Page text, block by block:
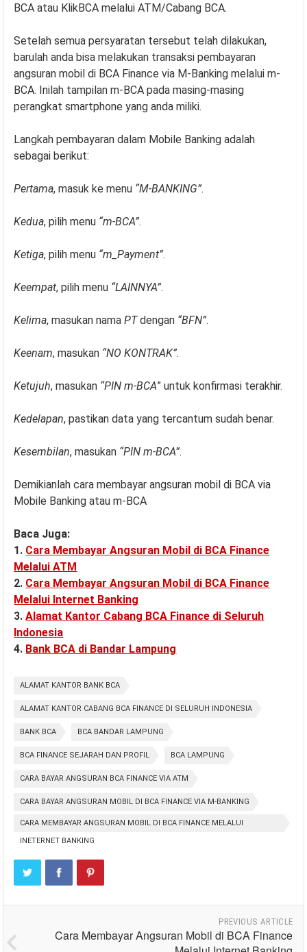
BCA atau KlikBCA melalui ATM/Cabang BCA.
Setelah semua persyaratan tersebut telah dilakukan,
barulah anda bisa melakukan transaksi pembayaran
angsuran mobil di BCA Finance via M-Banking melalui m-
BCA. Inilah tampilan m-BCA pada masing-masing
perangkat smartphone yang anda miliki.
Langkah pembayaran dalam Mobile Banking adalah
sebagai berikut:
Pertama, masuk ke menu “M-BANKING”.
Kedua, pilih menu “m-BCA”.
Ketiga, pilih menu “m_Payment”.
Keempat, pilih menu “LAINNYA”.
Kelima, masukan namaPTdengan “BFN”.
Keenam, masukan “NO KONTRAK”.
Ketujuh, masukan “PIN m-BCA” untuk konfirmasi terakhir.
Kedelapan, pastikan data yang tercantum sudah benar.
Kesembilan, masukan “PIN m-BCA”.
Demikianlah cara membayar angsuran mobil di BCA via
Mobile Banking atau m-BCA
Baca Juga:
1. Cara Membayar Angsuran Mobil di BCA Finance
Melalui ATM
2. Cara Membayar Angsuran Mobil di BCA Finance
Melalui Internet Banking
3.Alamat Kantor Cabang BCA Finance di Seluruh
Indonesia
4. Bank BCA di Bandar Lampung
ALAMAT KANTOR BANK BCA
ALAMAT KANTOR CABANG BCA FINANCE DI SELURUH INDONESIA
BANK BCA BCA BANDAR LAMPUNG
BCA FINANCE SEJARAH DAN PROFIL BCA LAMPUNG
CARA BAYAR ANGSURAN BCA FINANCE VIA ATM
CARA BAYAR ANGSURAN MOBIL DI BCA FINANCE VIA M-BANKING
CARA MEMBAYAR ANGSURAN MOBIL DI BCA FINANCE MELALUI
INETERNET BANKING
PREVIOUS ARTICLE
Cara Membayar Angsuran Mobil di BCA Finance